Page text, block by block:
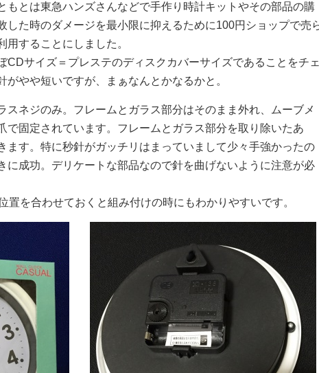
もとは東急ハンズさんなどで手作り時計キットやその部品の購
した時のダメージを最小限に抑えるために100円ショップで売
することにしました。
CDサイズ＝プレステのディスクカバーサイズであることをチェ
がやや短いですが、まぁなんとかなるかと。
スネジのみ。フレームとガラス部分はそのまま外れ、ムーブメ
で固定されています。フレームとガラス部分を取り除いたあ
ます。特に秒針がガッチリはまっていまして少々手強かったの
に成功。デリケートな部品なので針を曲げないように注意が必
置を合わせておくと組み付けの時にもわかりやすいです。